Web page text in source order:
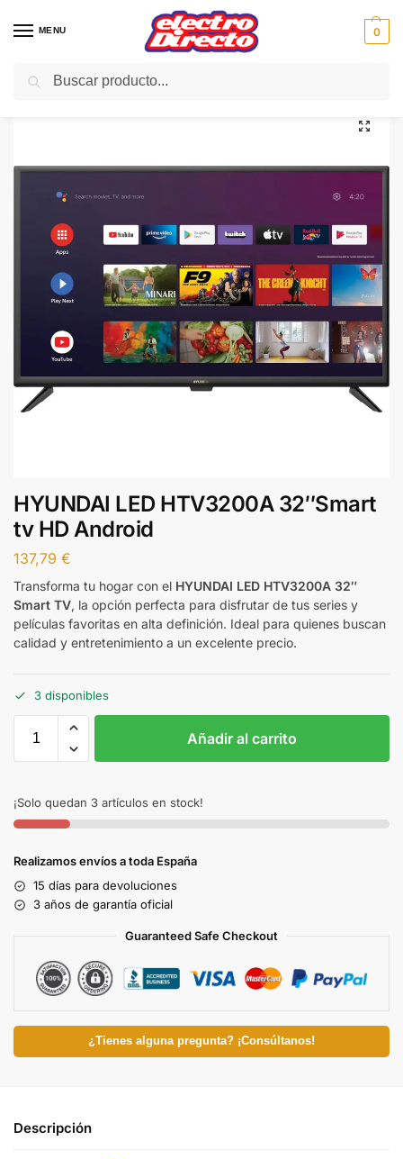
MENU 0
Inicio Gama marron / Televisión
HYUNDAI LED HTV3200A 32″Smart
tv HD Android
137,79 €
Transforma tu hogar con el HYUNDAI LED HTV3200A 32″
Smart TV, la opción perfecta para disfrutar de tus series y
películas favoritas en alta definición. Ideal para quienes buscan
calidad y entretenimiento a un excelente precio.
3 disponibles
Añadir al carrito
¡Solo quedan 3 artículos en stock!
Realizamos envíos a toda España
15 días para devoluciones
3 años de garantía oficial
Guaranteed Safe Checkout
¿Tienes alguna pregunta? ¡Consúltanos!
Descripción